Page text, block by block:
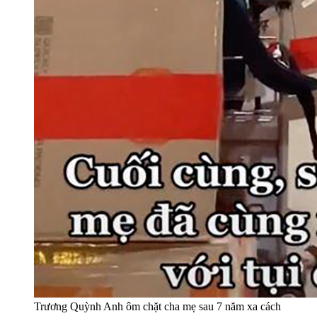
Trương Quỳnh Anh ôm chặt cha mẹ sau 7 năm xa cách